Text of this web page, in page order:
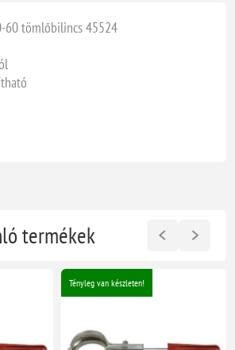
60 tömlőbilincs 45524
termékek
Tényleg van készleten!